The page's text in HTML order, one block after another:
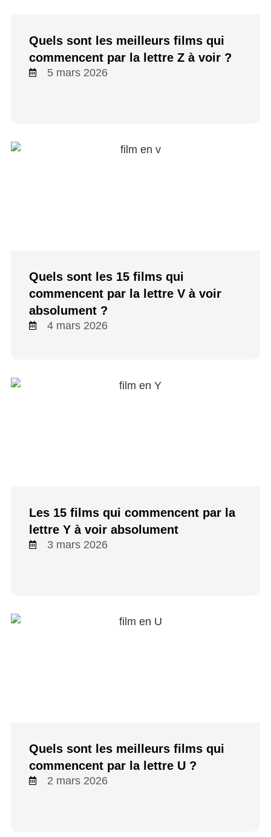
Quels sont les meilleurs films qui
commencent par la lettre Z à voir ?
5 mars 2026
Quels sont les 15 films qui
commencent par la lettre V à voir
absolument ?
4 mars 2026
Les 15 films qui commencent par la
lettre Y à voir absolument
3 mars 2026
Quels sont les meilleurs films qui
commencent par la lettre U ?
2 mars 2026